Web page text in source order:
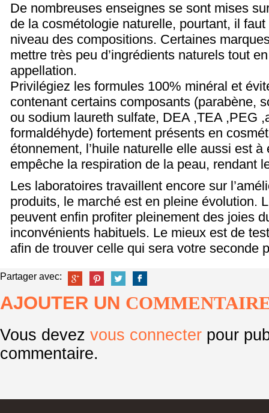
De nombreuses enseignes se sont mises
de la cosmétologie naturelle, pourtant, il
niveau des compositions. Certaines
mettre très peu d’ingrédients naturels tout
appellation.
Privilégiez les formules 100% minéral et
contenant certains composants (parabène,
ou sodium laureth sulfate, DEA ,TEA ,PEG
formaldéhyde) fortement présents en
étonnement, l’huile naturelle elle aussi est
empêche la respiration de la peau, rendant
Les laboratoires travaillent encore sur
produits, le marché est en pleine évolution.
peuvent enfin profiter pleinement des joies
inconvénients habituels. Le mieux est de
afin de trouver celle qui sera votre seconde
Partager avec:
AJOUTER UN
Vous devez vous connecter pour
commentaire.